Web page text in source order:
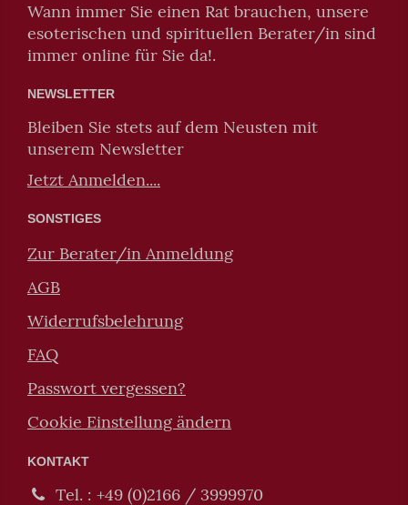
Wann immer Sie einen Rat brauchen, unsere
esoterischen und spirituellen Berater/in sind
immer online für Sie da!.
NEWSLETTER
Bleiben Sie stets auf dem Neusten mit
unserem Newsletter
Jetzt Anmelden....
SONSTIGES
Zur Berater/in Anmeldung
AGB
Widerrufsbelehrung
FAQ
Passwort vergessen?
Cookie Einstellung ändern
KONTAKT
Tel. : +49 (0)2166 / 3999970